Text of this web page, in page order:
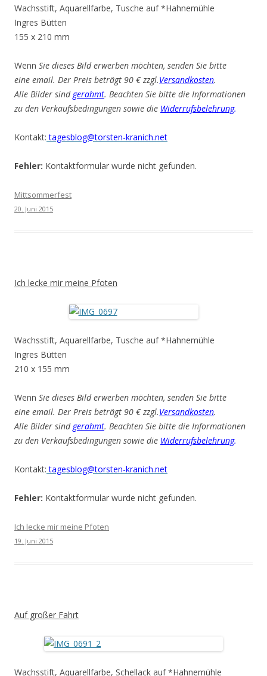
Wachsstift, Aquarellfarbe, Tusche auf *Hahnemühle
Ingres Bütten
155 x 210 mm
Wenn Sie dieses Bild erwerben möchten, senden Sie bitte
eine email. Der Preis beträgt 90 € zzgl.Versandkosten.
Alle Bilder sind gerahmt. Beachten Sie bitte die Informationen
zu den Verkaufsbedingungen sowie die Widerrufsbelehrung.
Kontakt: tagesblog@torsten-kranich.net
Fehler: Kontaktformular wurde nicht gefunden.
Mittsommerfest
20. Juni 2015
Ich lecke mir meine Pfoten
Wachsstift, Aquarellfarbe, Tusche auf *Hahnemühle
Ingres Bütten
210 x 155 mm
Wenn Sie dieses Bild erwerben möchten, senden Sie bitte
eine email. Der Preis beträgt 90 € zzgl.Versandkosten.
Alle Bilder sind gerahmt. Beachten Sie bitte die Informationen
zu den Verkaufsbedingungen sowie die Widerrufsbelehrung.
Kontakt: tagesblog@torsten-kranich.net
Fehler: Kontaktformular wurde nicht gefunden.
Ich lecke mir meine Pfoten
19. Juni 2015
Auf großer Fahrt
Wachsstift, Aquarellfarbe, Schellack auf *Hahnemühle